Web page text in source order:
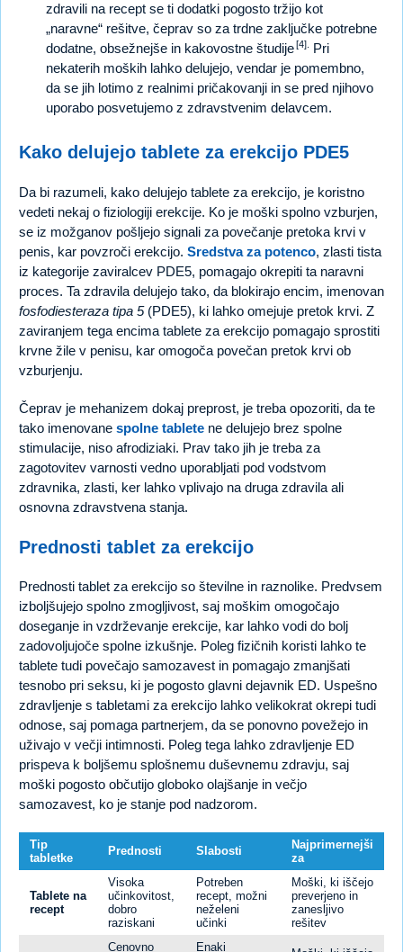
zdravili na recept se ti dodatki pogosto tržijo kot
„naravne“ rešitve, čeprav so za trdne zaključke potrebne
dodatne, obsežnejše in kakovostne študije [4]. Pri
nekaterih moških lahko delujejo, vendar je pomembno,
da se jih lotimo z realnimi pričakovanji in se pred njihovo
uporabo posvetujemo z zdravstvenim delavcem.
Kako delujejo tablete za erekcijo PDE5
Da bi razumeli, kako delujejo tablete za erekcijo, je koristno
vedeti nekaj o fiziologiji erekcije. Ko je moški spolno vzburjen,
se iz možganov pošljejo signali za povečanje pretoka krvi v
penis, kar povzroči erekcijo. Sredstva za potenco, zlasti tista
iz kategorije zaviralcev PDE5, pomagajo okrepiti ta naravni
proces. Ta zdravila delujejo tako, da blokirajo encim, imenovan
fosfodiesteraza tipa 5(PDE5), ki lahko omejuje pretok krvi. Z
zaviranjem tega encima tablete za erekcijo pomagajo sprostiti
krvne žile v penisu, kar omogoča povečan pretok krvi ob
vzburjenju.
Čeprav je mehanizem dokaj preprost, je treba opozoriti, da te
tako imenovane spolne tablete ne delujejo brez spolne
stimulacije, niso afrodiziaki. Prav tako jih je treba za
zagotovitev varnosti vedno uporabljati pod vodstvom
zdravnika, zlasti, ker lahko vplivajo na druga zdravila ali
osnovna zdravstvena stanja.
Prednosti tablet za erekcijo
Prednosti tablet za erekcijo so številne in raznolike. Predvsem
izboljšujejo spolno zmogljivost, saj moškim omogočajo
doseganje in vzdrževanje erekcije, kar lahko vodi do bolj
zadovoljujoče spolne izkušnje. Poleg fizičnih koristi lahko te
tablete tudi povečajo samozavest in pomagajo zmanjšati
tesnobo pri seksu, ki je pogosto glavni dejavnik ED. Uspešno
zdravljenje s tabletami za erekcijo lahko velikokrat okrepi tudi
odnose, saj pomaga partnerjem, da se ponovno povežejo in
uživajo v večji intimnosti. Poleg tega lahko zdravljenje ED
prispeva k boljšemu splošnemu duševnemu zdravju, saj
moški pogosto občutijo globoko olajšanje in večjo
samozavest, ko je stanje pod nadzorom.
Tip
tabletke
Prednosti Slabosti
Najprimernejši
za
Tablete na
recept
Visoka
učinkovitost,
dobro
raziskani
Potreben
recept, možni
neželeni
učinki
Moški, ki iščejo
preverjeno in
zanesljivo
rešitev
Cenovno
Enaki